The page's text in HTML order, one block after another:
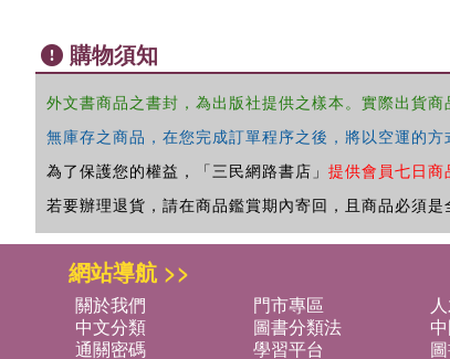
購物須知
外文書商品之書封，為出版社提供之樣本。實際出貨
無庫存之商品，在您完成訂單程序之後，將以空運的
為了保護您的權益，「三民網路書店」 提供會員七日商
若要辦理退貨，請在商品鑑賞期內寄回，且商品必須
網站導航 >>
關於我們 門市專區
中文分類
圖書分類法
通關密碼
學習平台